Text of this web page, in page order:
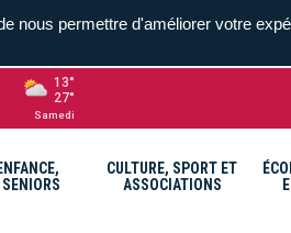
13°
27°
Samedi
CULTURE, SPORT ET
ASSOCIATIONS
nous permettre d'améliorer votre